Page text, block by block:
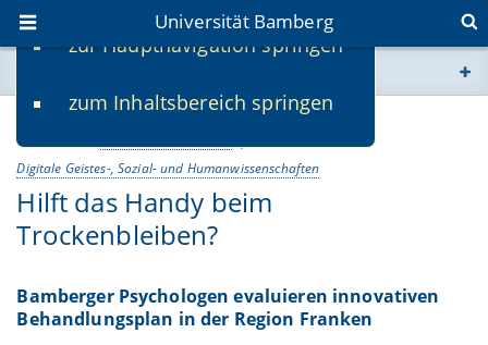
zur Hauptnavigation springen
zum Inhaltsbereich springen
Universität Bamberg
www.uni-bamberg.de
univis.uni-bamberg.de
fis.uni-bamberg.de
18.06.2019
Digitale Geistes-, Sozial- und Humanwissenschaften
Hilft das Handy beim
Trockenbleiben?
Bamberger Psychologen evaluieren innovativen
Behandlungsplan in der Region Franken